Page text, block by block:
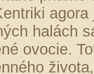
agora
halách
ovocie.